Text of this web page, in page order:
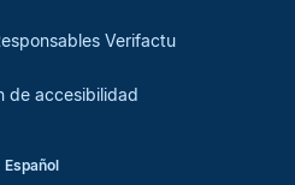
Verifactu
de accesibilidad
Español